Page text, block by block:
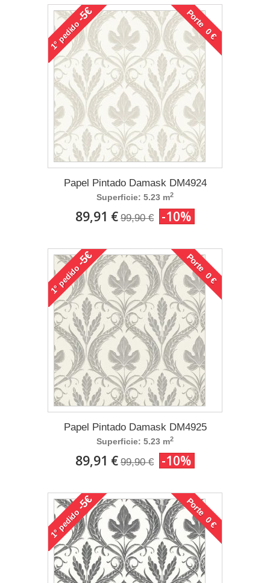
1°
pedido
-5€ Porte 0 €
Papel Pintado Damask DM4924
Superficie: 5.23 m2
89,91 € 99,90 € -10%
1°
pedido
-5€ Porte 0 €
Papel Pintado Damask DM4925
Superficie: 5.23 m2
89,91 € 99,90 € -10%
1°
pedido
-5€ Porte 0 €